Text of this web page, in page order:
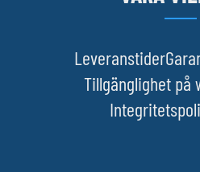
Leveranstider
Tillgänglighet på